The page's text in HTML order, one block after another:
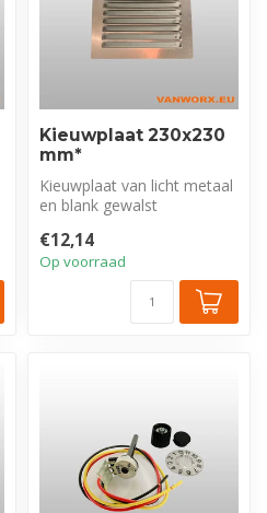
Kieuwplaat 230x230
mm*
Kieuwplaat van licht metaal
en blank gewalst
€12,14
Op voorraad